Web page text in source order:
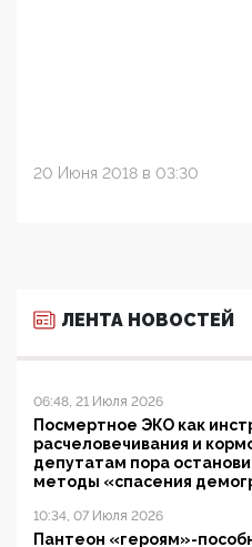
20 Июня 2018 в 03:30
ЛЕНТА НОВОСТЕЙ
06:48, 21 Июля 2026
Посмертное ЭКО как
расчеловечивания и
депутатам пора
методы «спасения
10:34, 07 Июля 2026
Пантеон «героям»-